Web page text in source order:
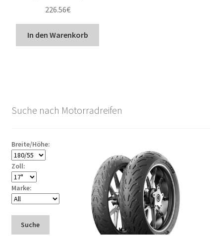
226.56€
In den Warenkorb
Suche nach Motorradreifen
Breite/Höhe:
Zoll:
Marke:
Suche